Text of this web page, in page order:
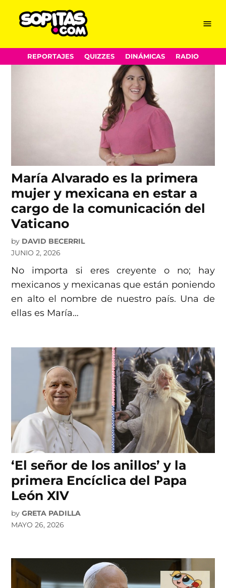
content
Menu
REPORTAJES QUIZZES DINÁMICAS RADIO
Papa León XIV
María Alvarado es la primera
mujer y mexicana en estar a
cargo de la comunicación del
Vaticano
by DAVID BECERRIL
JUNIO 2, 2026
No importa si eres creyente o no; hay
mexicanos y mexicanas que están poniendo
en alto el nombre de nuestro país. Una de
ellas es María…
‘El señor de los anillos’ y la
primera Encíclica del Papa
León XIV
by GRETA PADILLA
MAYO 26, 2026